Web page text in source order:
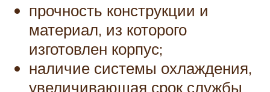
прочность конструкции и
материал, из которого
изготовлен корпус;
наличие системы охлаждения,
увеличивающая срок службы